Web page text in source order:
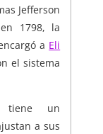
Jefferson
1798, la
a Eli
el sistema
tiene un
a sus